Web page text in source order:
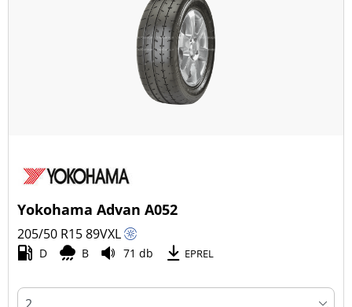
Yokohama Advan A052
205/50 R1589VXL
D B 71 db EPREL